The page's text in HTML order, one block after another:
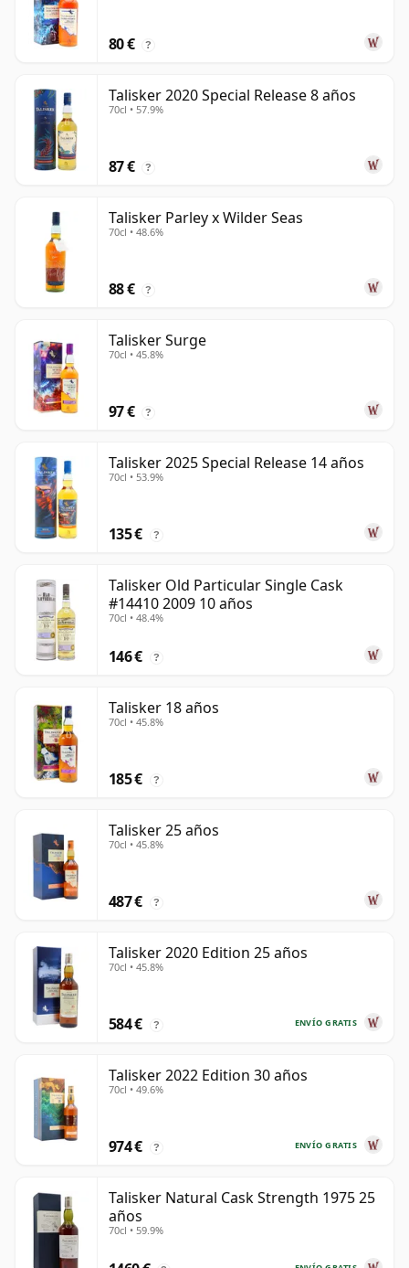
80 € ?
Talisker 2020 Special Release 8 años
70cl • 57.9%
87 € ?
Talisker Parley x Wilder Seas
70cl • 48.6%
88 € ?
Talisker Surge
70cl • 45.8%
97 € ?
Talisker 2025 Special Release 14 años
70cl • 53.9%
135 € ?
Talisker Old Particular Single Cask
#14410 2009 10 años
70cl • 48.4%
146 € ?
Talisker 18 años
70cl • 45.8%
185 € ?
Talisker 25 años
70cl • 45.8%
487 € ?
Talisker 2020 Edition 25 años
70cl • 45.8%
ENVÍO GRATIS
584 € ?
Talisker 2022 Edition 30 años
70cl • 49.6%
ENVÍO GRATIS
974 € ?
Talisker Natural Cask Strength 1975 25
años
70cl • 59.9%